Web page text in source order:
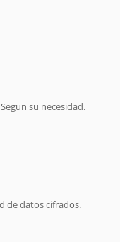
su necesidad.
de datos cifrados.